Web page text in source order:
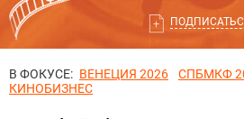
В ФОКУСЕ: ВЕНЕЦИЯ 2026 СПБМКФ
КИНОБИЗНЕС